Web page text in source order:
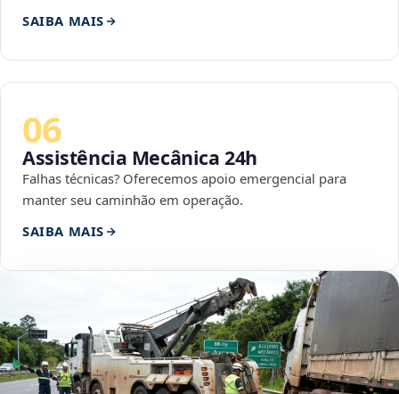
SAIBA MAIS
06
Assistência Mecânica 24h
Falhas técnicas? Oferecemos apoio emergencial para
manter seu caminhão em operação.
SAIBA MAIS